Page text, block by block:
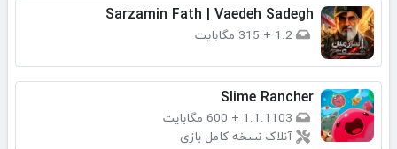
Sarzamin Fath | Vaedeh Sadegh
1.2
+ 315 مگابایت
Slime Rancher
1.1.1103
+ 600 مگابایت
آنلاک نسخه کامل بازی